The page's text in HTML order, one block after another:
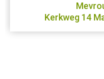
Kerkweg 14